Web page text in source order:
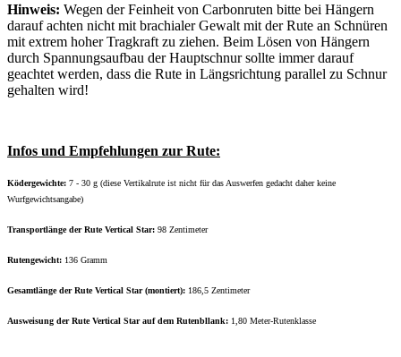
Hinweis: Wegen der Feinheit von Carbonruten bitte bei Hängern
darauf achten nicht mit brachialer Gewalt mit der Rute an Schnüren
mit extrem hoher Tragkraft zu ziehen. Beim Lösen von Hängern
durch Spannungsaufbau der Hauptschnur sollte immer darauf
geachtet werden, dass die Rute in Längsrichtung parallel zu Schnur
gehalten wird!
Infos und Empfehlungen zur Rute:
Ködergewichte: 7 - 30 g (diese Vertikalrute ist nicht für das Auswerfen gedacht daher keine
Wurfgewichtsangabe)
Transportlänge der Rute Vertical Star: 98 Zentimeter
Rutengewicht: 136 Gramm
Gesamtlänge der Rute Vertical Star (montiert): 186,5 Zentimeter
Ausweisung der Rute Vertical Star auf dem Rutenbllank: 1,80 Meter-Rutenklasse